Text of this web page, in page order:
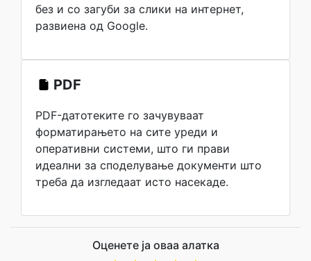
без и со загуби за слики на интернет,
развиена од Google.
PDF
PDF-датотеките го зачувуваат
форматирањето на сите уреди и
оперативни системи, што ги прави
идеални за споделување документи што
треба да изгледаат исто насекаде.
Оценете ја оваа алатка